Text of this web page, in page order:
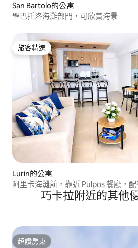
San Bartolo的公寓
聖巴托洛海灘部門，可欣賞海景
旅客精選
旅客精選
Lurin的公寓
阿里卡海灘前，靠近 Pulpos 餐廳，
巧卡拉附近的其他
超讚房東
超讚房東